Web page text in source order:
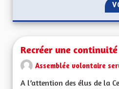
Recréer une
Assemblée volontaire
A l’attention des élus de la